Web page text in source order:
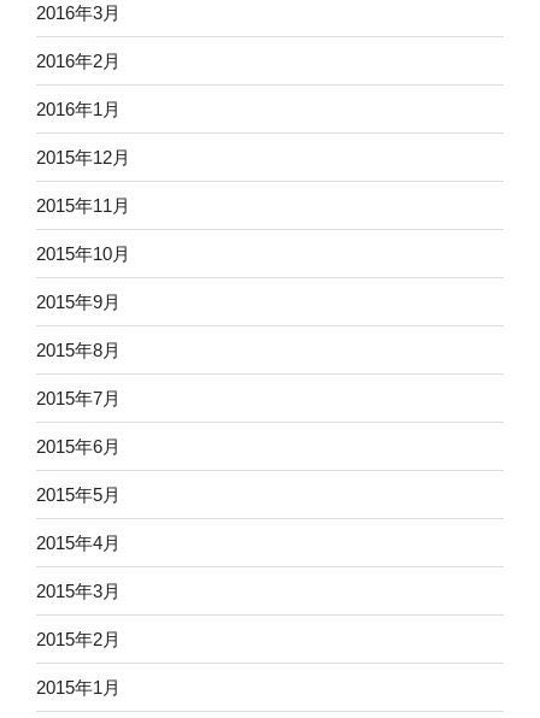
2016年3月
2016年2月
2016年1月
2015年12月
2015年11月
2015年10月
2015年9月
2015年8月
2015年7月
2015年6月
2015年5月
2015年4月
2015年3月
2015年2月
2015年1月